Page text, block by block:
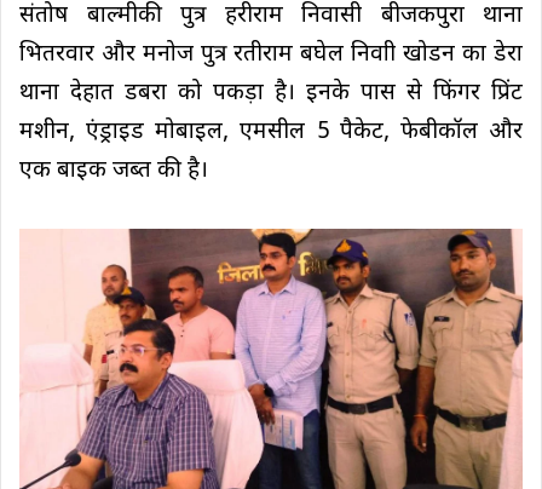
संतोष बाल्मीकी पुत्र हरीराम निवासी बीजकपुरा थाना
भितरवार और मनोज पुत्र रतीराम बघेल निवाी खोडन का डेरा
थाना देहात डबरा को पकड़ा है। इनके पास से फिंगर प्रिंट
मशीन, एंड्राइड मोबाइल, एमसील 5 पैकेट, फेबीकॉल और
एक बाइक जब्त की है।